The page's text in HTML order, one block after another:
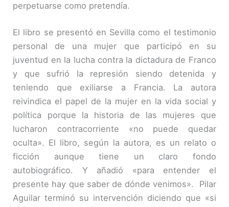
perpetuarse como pretendía.
El libro se presentó en Sevilla como el testimonio
personal de una mujer que participó en su
juventud en la lucha contra la dictadura de Franco
y que sufrió la represión siendo detenida y
teniendo que exiliarse a Francia. La autora
reivindica el papel de la mujer en la vida social y
política porque la historia de las mujeres que
lucharon contracorriente «no puede quedar
oculta». El libro, según la autora, es un relato o
ficción aunque tiene un claro fondo
autobiográfico. Y añadió «para entender el
presente hay que saber de dónde venimos». Pilar
Aguilar terminó su intervención diciendo que «si